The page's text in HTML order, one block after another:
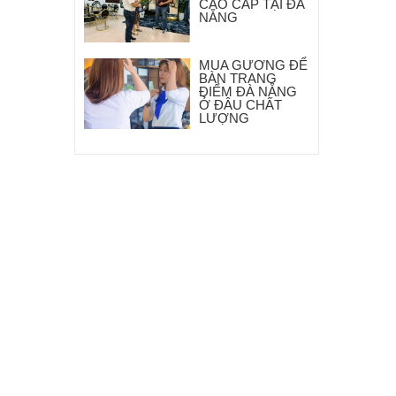
CAO CẤP TẠI ĐÀ
NẴNG
MUA GƯƠNG ĐỂ
BÀN TRANG
ĐIỂM ĐÀ NẴNG
Ở ĐÂU CHẤT
LƯỢNG